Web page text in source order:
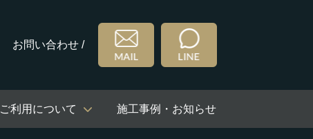
お問い合わせ /
ご利用について 施工事例・お知らせ